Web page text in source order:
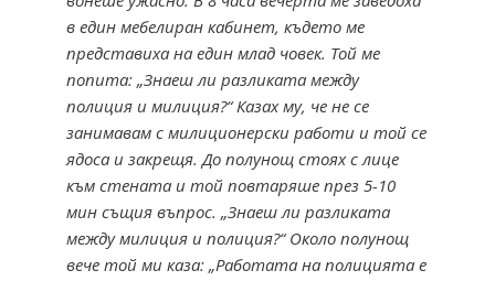
в един мебелиран кабинет, където ме
представиха на един млад човек. Той ме
попита: „Знаеш ли разликата между
полиция и милиция?“ Казах му, че не се
занимавам с милиционерски работи и той се
ядоса и закрещя. До полунощ стоях с лице
към стената и той повтаряше през 5-10
мин същия въпрос. „Знаеш ли разликата
между милиция и полиция?“ Около полунощ
вече той ми каза: „Работата на полицията е